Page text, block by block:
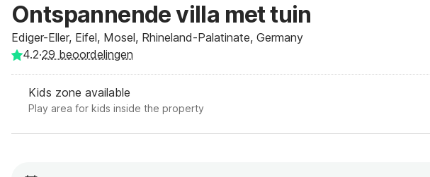
Ontspannende villa met tuin
Ediger-Eller, Eifel, Mosel, Rhineland-Palatinate, Germany
4.2·29 beoordelingen
Kids zone available
Play area for kids inside the property